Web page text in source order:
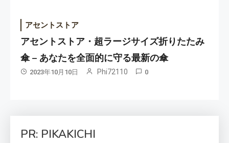
アセントストア
アセントストア・超ラージサイズ折りたたみ
傘 – あなたを全面的に守る最新の傘
2023年10月10日 Phi72110 0
PR: PIKAKICHI